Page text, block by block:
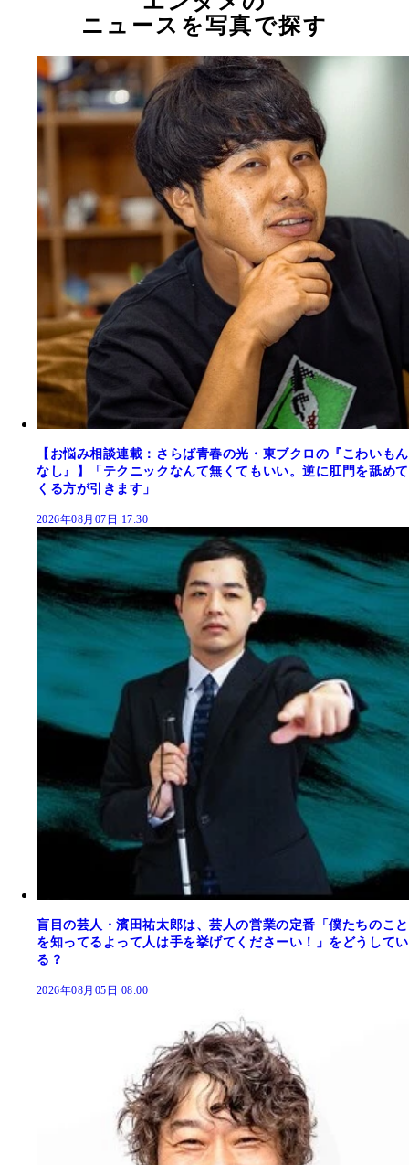
ニュースを写真で探す
【お悩み相談連載：さらば青春の光・東ブクロの『こわいもん
なし』】「テクニックなんて無くてもいい。逆に肛門を舐めて
くる方が引きます」
2026年08月07日 17:30
盲目の芸人・濱田祐太郎は、芸人の営業の定番「僕たちのこと
を知ってるよって人は手を挙げてくださーい！」をどうしてい
る？
2026年08月05日 08:00